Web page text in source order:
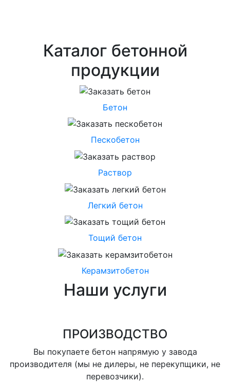
Каталог бетонной
продукции
Бетон
Пескобетон
Раствор
Легкий бетон
Тощий бетон
Керамзитобетон
Наши услуги
ПРОИЗВОДСТВО
Вы покупаете бетон напрямую у завода
производителя (мы не дилеры, не перекупщики, не
перевозчики).